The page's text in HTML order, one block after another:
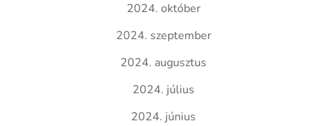
2024. október
2024. szeptember
2024. augusztus
2024. július
2024. június